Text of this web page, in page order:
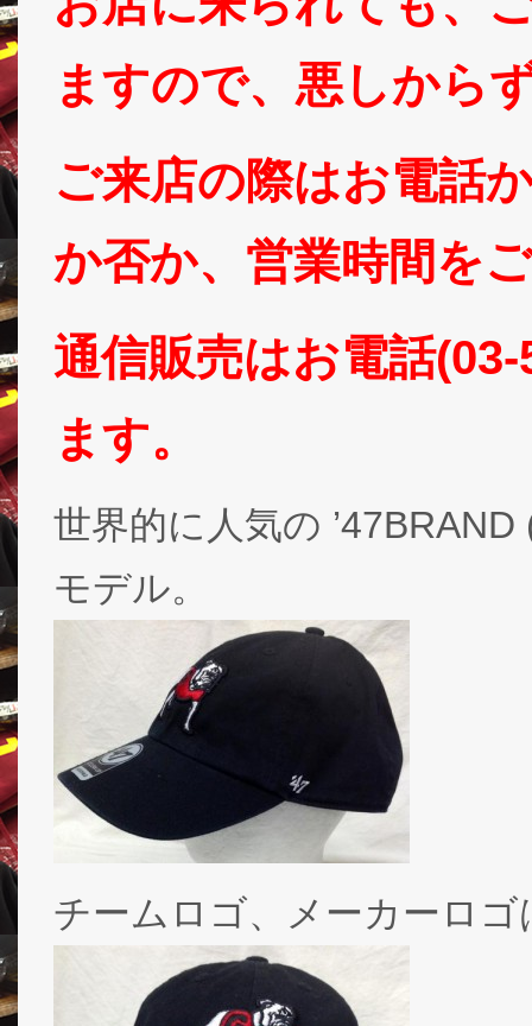
ますので、悪しから
ご来店の際はお電話
か否か、営業時間を
通信販売はお電話
ます。
世界的に人気の
モデル。
チームロゴ、メーカーロゴ